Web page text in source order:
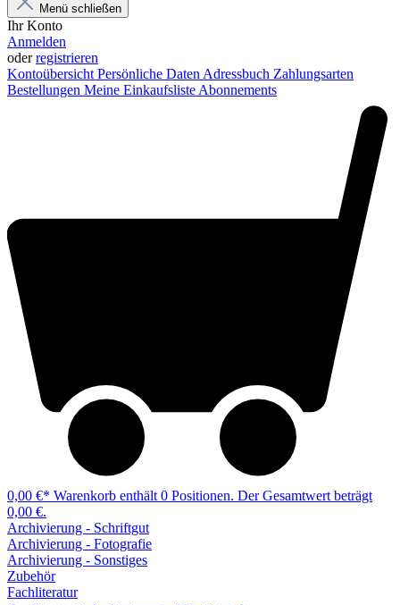
Menü schließen
Ihr Konto
Anmelden
oderregistrieren
Kontoübersicht Persönliche Daten Adressbuch Zahlungsarten
Bestellungen Meine Einkaufsliste Abonnements
0,00 €* Warenkorb enthält 0 Positionen. Der Gesamtwert beträgt
0,00 €.
Archivierung - Schriftgut
Archivierung - Fotografie
Archivierung - Sonstiges
Zubehör
Fachliteratur